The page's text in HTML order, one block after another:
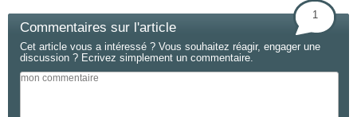
Commentaires sur l'article
1
Cet article vous a intéressé ? Vous souhaitez réagir, engager une
discussion ? Ecrivez simplement un commentaire.